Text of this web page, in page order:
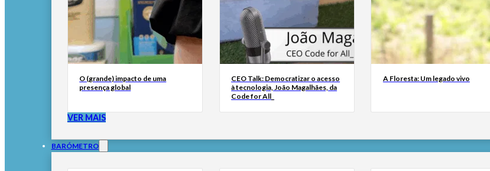
O (grande) impacto de uma
presença global
CEO Talk: Democratizar o acesso
à tecnologia, João Magalhães, da
Code for All_
A Floresta: Um legado vivo
VER MAIS
BARÓMETRO